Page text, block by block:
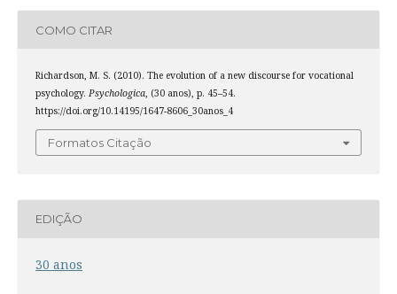
COMO CITAR
Richardson, M. S. (2010). The evolution of a new discourse for vocational
psychology. Psychologica, (30 anos), p. 45–54.
https://doi.org/10.14195/1647-8606_30anos_4
Formatos Citação
EDIÇÃO
30 anos